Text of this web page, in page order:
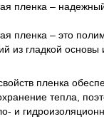
пленка –
пленка – это
из гладкой
пленка
тепла,
и